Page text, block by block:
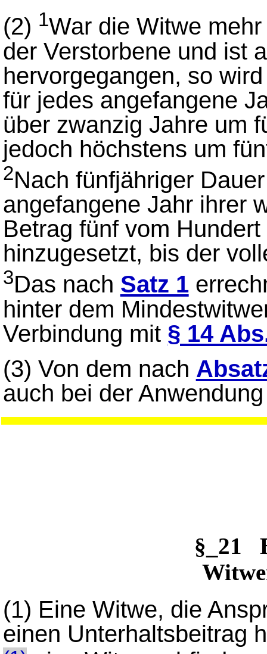
(2) 1War die Witwe
der Verstorbene und ist
hervorgegangen, so
für jedes angefangene
über zwanzig Jahre um
jedoch höchstens um
2Nach fünfjähriger
angefangene Jahr ihrer
Betrag fünf vom
hinzugesetzt, bis der
3Das nach Satz 1
hinter dem
Verbindung mit § 14
(3) Von dem nach
auch bei der
§_21
(1) Eine Witwe, die
einen Unterhaltsbeitrag